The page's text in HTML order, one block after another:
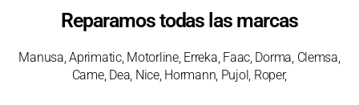
Reparamos todas las marcas
Manusa, Aprimatic, Motorline, Erreka, Faac, Dorma, Clemsa,
Came, Dea, Nice, Hormann, Pujol, Roper,